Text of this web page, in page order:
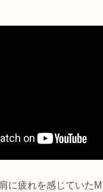
に疲れを感じていた